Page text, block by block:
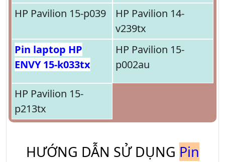
HP Pavilion 15-p039
HP Pavilion 14-
v239tx
Pin laptop HP
ENVY 15-k033tx
HP Pavilion 15-
p002au
HP Pavilion 15-
p213tx
HƯỚNG DẪN SỬ DỤNG Pin